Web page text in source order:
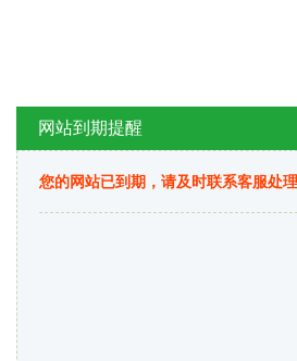
网站到期提醒
您的网站已到期，请及时联系客服处理